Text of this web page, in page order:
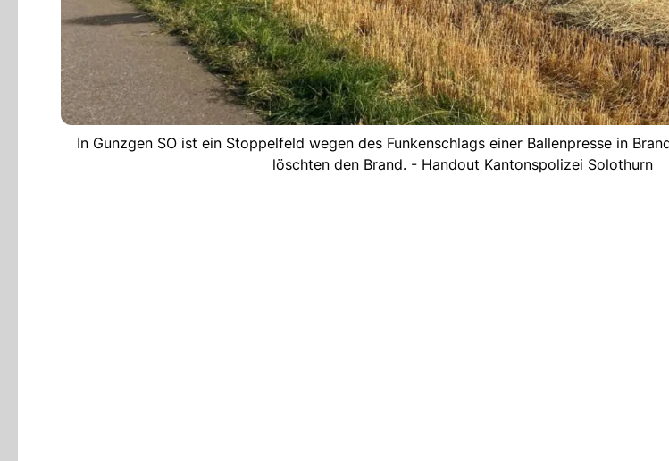
In Gunzgen SO ist ein Stoppelfeld wegen des Funkenschlags einer Ballenpresse in
löschten den Brand. - Handout Kantonspolizei Solothurn